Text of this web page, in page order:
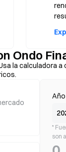
Ondo
la calculadora
Año
*
son